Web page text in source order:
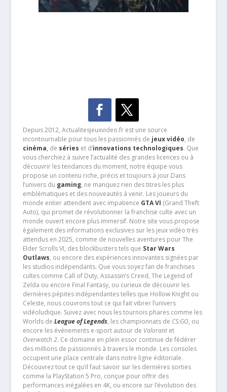
Depuis 2012, Actualitesjeuxvideo.fr est une source
incontournable pour tous les passionnés de jeux vidéo, de
cinéma,de séries et d’innovations technologiques. Que
vous cherchiez à suivre l’actualité des grandes licences ou à
découvrir les tendances du moment, notre équipe vous
propose un contenu riche, précis et toujours à jour.Dans
l’univers du gaming, ne manquez rien des titres les plus
emblématiques et des nouveautés à venir. Les joueurs du
monde entier attendent avec impatience GTA VI (Grand Theft
Auto), qui promet de révolutionner la franchise culte avec un
monde ouvert encore plus immersif. Notre site vous propose
également des informations exclusives sur les jeux vidéo très
attendus en 2025, comme de nouvelles aventures pour The
Elder Scrolls VI, des blockbusters tels que Star Wars
Outlaws, ou encore des expériences innovantes signées par
les studios indépendants. Que vous soyez fan de franchises
cultes comme Call of Duty, Assassin’s Creed, The Legend of
Zelda ou encore Final Fantasy, ou curieux de découvrir les
dernières pépites indépendantes telles que Hollow Knight ou
Celeste, nous couvrons tout ce qui fait vibrer l’univers
vidéoludique. Suivez avec nous les tournois phares comme les
Worlds de League of Legends, les championnats de CS:GO, ou
encore les événements e-sport autour de Valorantet
Overwatch 2. Ce domaine en plein essor continue de fédérer
des millions de passionnés à travers le monde. Les consoles
occupent une place centrale dans notre ligne éditoriale.
Découvrez tout ce qu’il faut savoir sur les dernières sorties
comme la PlayStation 5 Pro, conçue pour offrir des
performances inégalées en 4K, ou encore sur l’évolution des